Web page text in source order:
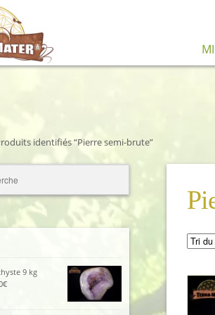
identifiés “Pierre semi-brute”
9 kg
€Le